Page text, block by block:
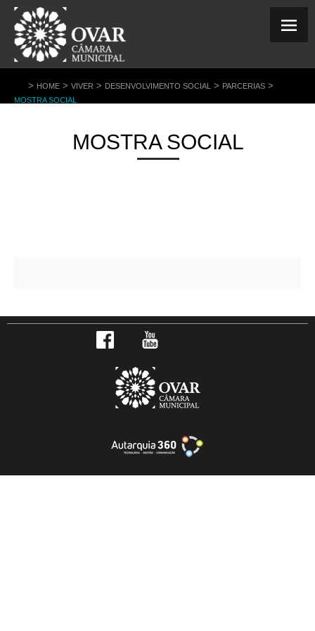
> HOME > VIVER > DESENVOLVIMENTO SOCIAL > PARCERIAS >
MOSTRA SOCIAL
MOSTRA SOCIAL